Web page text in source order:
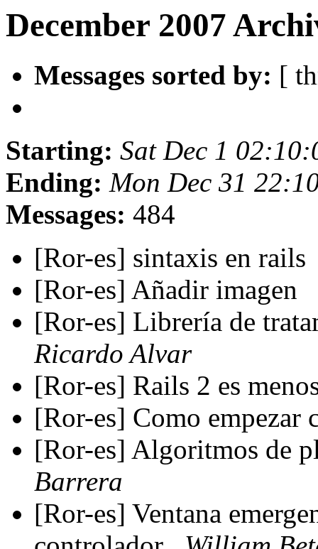
December 2007
Messages sorted by: [
Starting: Sat Dec 1
Ending: Mon Dec 31
Messages: 484
[Ror-es] sintaxis en rails
[Ror-es] Añadir imagen
[Ror-es] Librería de
Ricardo Alvar
[Ror-es] Rails 2 es
[Ror-es] Como empezar
[Ror-es] Algoritmos de
Barrera
[Ror-es] Ventana